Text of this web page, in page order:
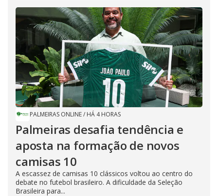
PALMEIRAS ONLINE/ HÁ 4 HORAS
Palmeiras desafia tendência e
aposta na formação de novos
camisas 10
A escassez de camisas 10 clássicos voltou ao centro do
debate no futebol brasileiro. A dificuldade da Seleção
Brasileira para...